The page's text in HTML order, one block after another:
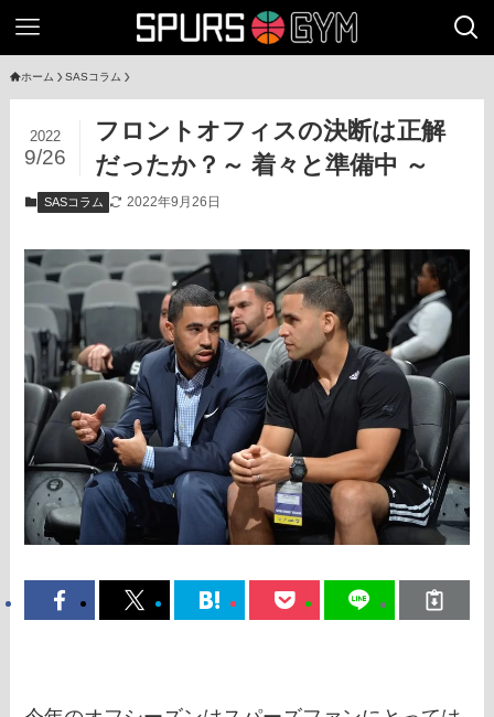
ホーム SASコラム
フロントオフィスの決断は正解
だったか？～ 着々と準備中 ～
2022
9/26
SASコラム 2022年9月26日